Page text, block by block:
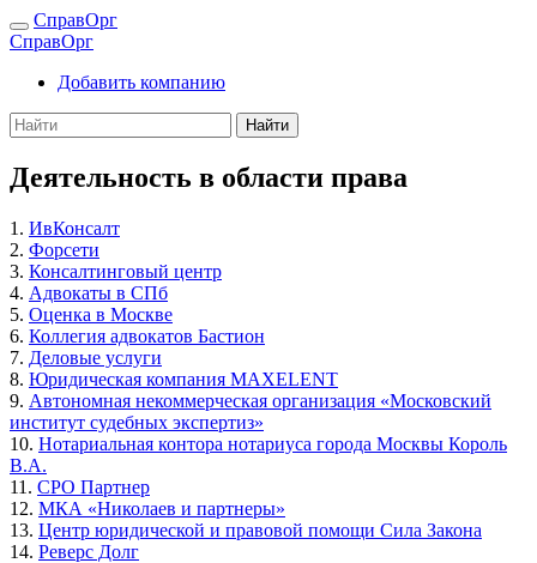
СправОрг
СправОрг
Добавить компанию
Найти
Деятельность в области права
1. ИвКонсалт
2. Форсети
3. Консалтинговый центр
4. Адвокаты в СПб
5. Оценка в Москве
6. Коллегия адвокатов Бастион
7. Деловые услуги
8. Юридическая компания MAXELENT
9. Автономная некоммерческая организация «Московский
институт судебных экспертиз»
10. Нотариальная контора нотариуса города Москвы Король
В.А.
11. СРО Партнер
12. МКА «Николаев и партнеры»
13. Центр юридической и правовой помощи Сила Закона
14. Реверс Долг